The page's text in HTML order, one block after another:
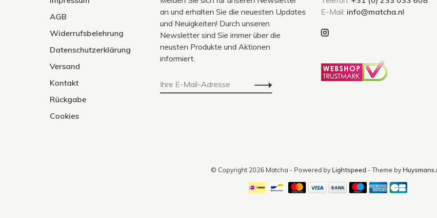
AGB
Widerrufsbelehrung
Datenschutzerklärung
Versand
Kontakt
Rückgabe
Cookies
an und erhalten Sie die neuesten Updates
und Neuigkeiten! Durch unseren
Newsletter sind Sie immer über die
neusten Produkte und Aktionen
informiert.
E-Mail: info@matcha.nl
© Copyright 2026 Matcha - Powered byLightspeed - Theme by